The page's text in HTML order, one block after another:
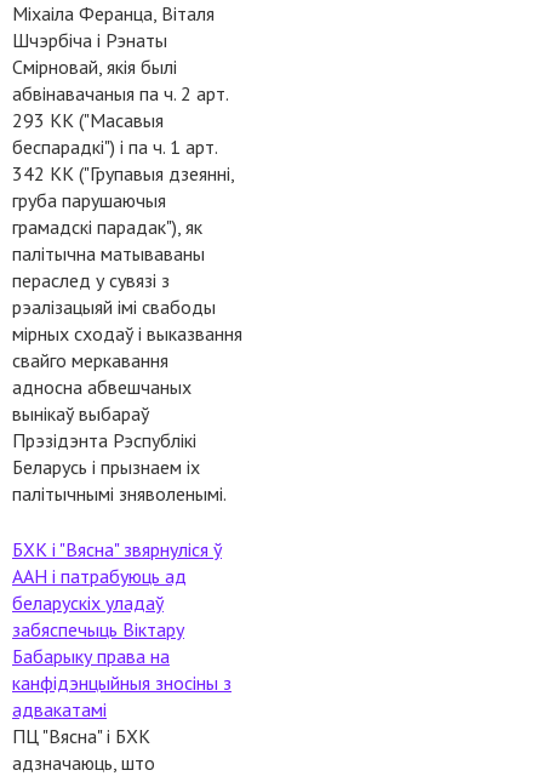
Міхаіла Феранца, Віталя
Шчэрбіча і Рэнаты
Смірновай, якія былі
абвінавачаныя па ч. 2 арт.
293 КК ("Масавыя
беспарадкі") і па ч. 1 арт.
342 КК ("Групавыя дзеянні,
груба парушаючыя
грамадскі парадак"), як
палітычна матываваны
пераслед у сувязі з
рэалізацыяй імі свабоды
мірных сходаў і выказвання
свайго меркавання
адносна абвешчаных
вынікаў выбараў
Прэзідэнта Рэспублікі
Беларусь і прызнаем іх
палітычнымі зняволенымі.
БХК і "Вясна" звярнуліся ў
ААН і патрабуюць ад
беларускіх уладаў
забяспечыць Віктару
Бабарыку права на
канфідэнцыйныя зносіны з
адвакатамі
ПЦ "Вясна" і БХК
адзначаюць, што